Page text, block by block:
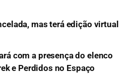
mas terá edição virtual
com a presença do elenco
e Perdidos no Espaço